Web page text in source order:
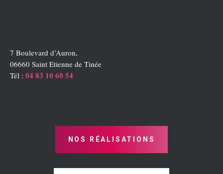
7 Boulevard d’Auron,
06660 Saint Etienne de Tinée
Tél : 04 83 10 60 54
NOS RÉALISATIONS